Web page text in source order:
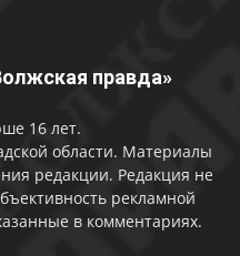
правда»
16 лет.
области. Материалы
редакции. Редакция не
рекламной
в комментариях.